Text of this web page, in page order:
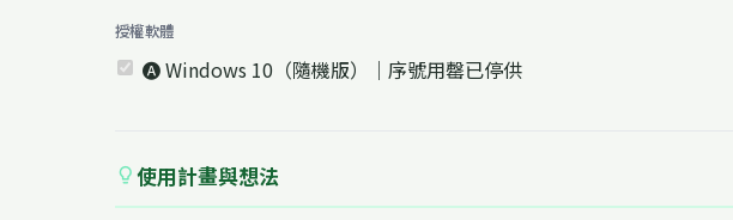
授權軟體
🅐 Windows 10（隨機版）｜序號用罄已停供
lightbulb 使用計畫與想法